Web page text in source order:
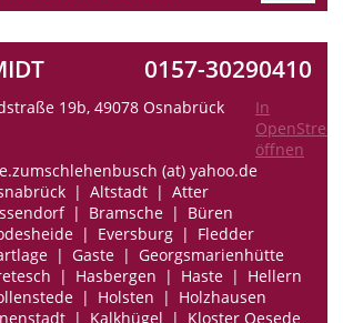
0157-30290410
19b, 49078 Osnabrück
In
öffnen
(at) yahoo.de
Altstadt
Atter
Bramsche
Büren
Eversburg
Fledder
Gaste
Georgsmarienhütte
Hasbergen Haste
Hellern
Holsten
Holzhausen
Kalkhügel
Kloster Oesede